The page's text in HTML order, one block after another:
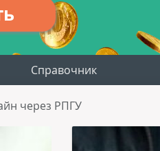
Справочник
через РПГУ